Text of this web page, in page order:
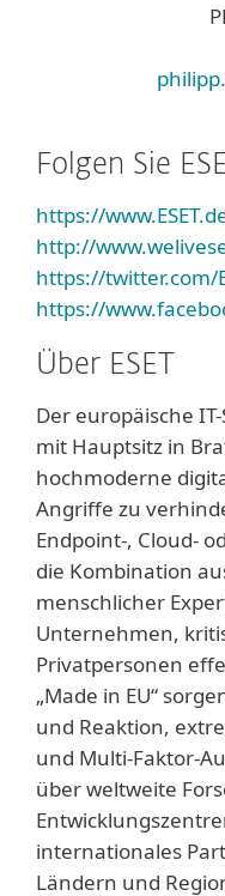
Folgen Sie
https://
http://
https://twitter.com/
https://
Über ESET
Der europäische
mit Hauptsitz in
hochmoderne
Angriffe zu
Endpoint-, Cloud-
die Kombination
menschlicher
Unternehmen,
Privatpersonen
„Made in EU“
und Reaktion,
und Multi-Faktor-
über weltweite
internationales
Ländern und